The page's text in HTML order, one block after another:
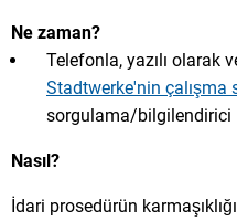
Ne zaman?
Telefonla, yazılı olarak
Stadtwerke'nin çalışma
sorgulama/bilgilendirici
Nasıl?
İdari prosedürün